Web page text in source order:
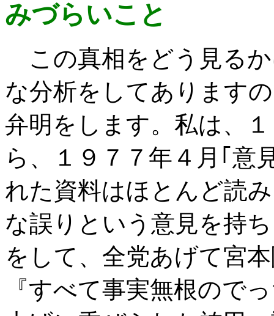
みづらいこと
この真相をどう見る
な分析をしてあります
弁明をします。私は、
ら、１９７７年４月｢意
れた資料はほとんど読
な誤りという意見を持
をして、全党あげて宮
『すべて事実無根ので